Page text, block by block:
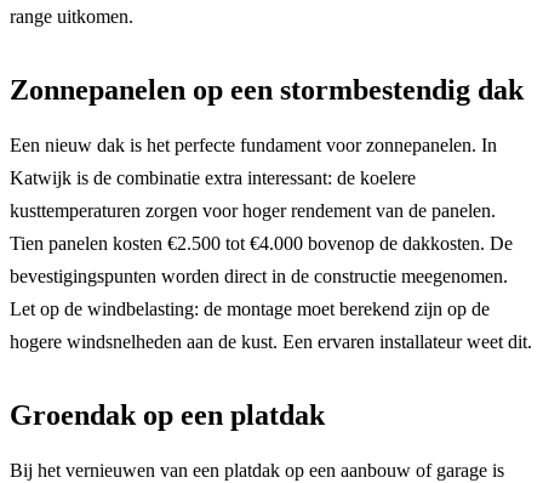
range uitkomen.
Zonnepanelen op een stormbestendig dak
Een nieuw dak is het perfecte fundament voor zonnepanelen. In
Katwijk is de combinatie extra interessant: de koelere
kusttemperaturen zorgen voor hoger rendement van de panelen.
Tien panelen kosten €2.500 tot €4.000 bovenop de dakkosten. De
bevestigingspunten worden direct in de constructie meegenomen.
Let op de windbelasting: de montage moet berekend zijn op de
hogere windsnelheden aan de kust. Een ervaren installateur weet dit.
Groendak op een platdak
Bij het vernieuwen van een platdak op een aanbouw of garage is